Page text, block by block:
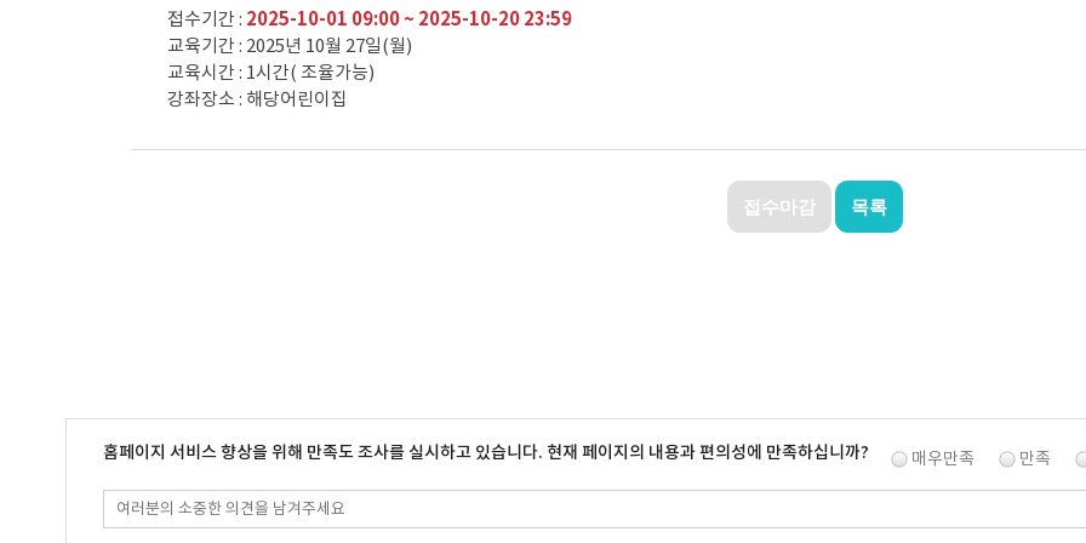
접수기간 : 2025-10-01 09:00 ~ 2025-10-20 23:59
교육기간 : 2025년 10월 27일(월)
교육시간 : 1시간( 조율가능)
강좌장소 : 해당어린이집
접수마감 목록
홈페이지 서비스 향상을 위해 만족도 조사를 실시하고 있습니다. 현재 페이지의 내용과 편의성에 만족하십니까? 매우만족 만족